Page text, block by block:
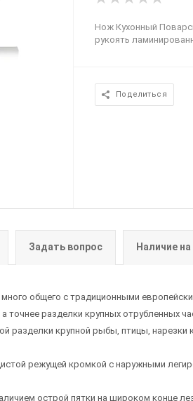
Нож Кухонный
рукоять
Поделиться
Задать вопрос Наличие
общего с традиционными
точнее разделки крупных отрубленных
разделки крупной рыбы, птицы,
режущей кромкой с наружными
острой пятки на широком конце